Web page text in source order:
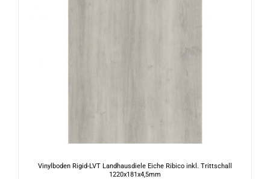
Vinylboden Rigid-LVT Landhausdiele Eiche Ribico inkl. Trittschall
1220x181x4,5mm